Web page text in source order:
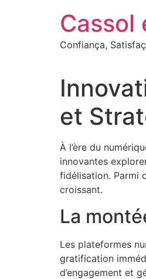
Cassol
Confiança,
et
À l’ère du
innovantes
fidélisation. Parmi
croissant.
La
Les plateformes
gratification
d’engagement et